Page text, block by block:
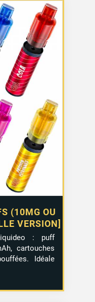
(10MG OU
VERSION]
: puff
cartouches
Idéale